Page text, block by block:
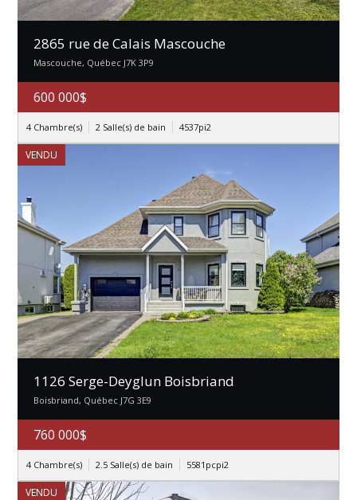
2865 rue de Calais Mascouche
Mascouche, Québec J7K 3P9
600 000$
4 Chambre(s) 2 Salle(s) de bain 4537pi2
VENDU
1126 Serge-Deyglun Boisbriand
Boisbriand, Québec J7G 3E9
760 000$
4 Chambre(s) 2.5 Salle(s) de bain 5581pcpi2
VENDU